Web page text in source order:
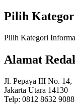
Pilih
Pilih Kategori
Alamat
Jl. Pepaya III No. 14,
Jakarta Utara 14130
Telp: 0812 8632 9088